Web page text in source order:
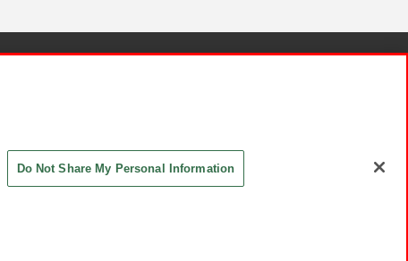
Do Not Share My Personal Information